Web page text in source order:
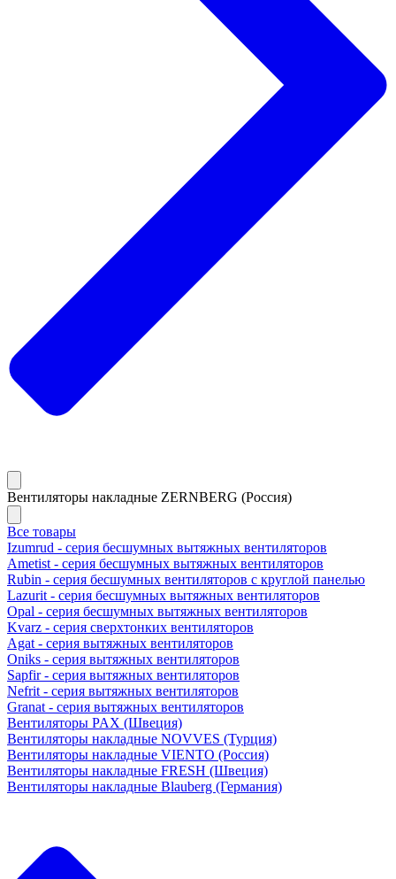
Вентиляторы накладные ZERNBERG (Россия)
Все товары
Izumrud - серия бесшумных вытяжных вентиляторов
Ametist - серия бесшумных вытяжных вентиляторов
Rubin - серия бесшумных вентиляторов с круглой панелью
Lazurit - серия бесшумных вытяжных вентиляторов
Opal - серия бесшумных вытяжных вентиляторов
Kvarz - серия сверхтонких вентиляторов
Agat - серия вытяжных вентиляторов
Oniks - серия вытяжных вентиляторов
Sapfir - серия вытяжных вентиляторов
Nefrit - серия вытяжных вентиляторов
Granat - серия вытяжных вентиляторов
Вентиляторы PAX (Швеция)
Вентиляторы накладные NOVVES (Турция)
Вентиляторы накладные VIENTO (Россия)
Вентиляторы накладные FRESH (Швеция)
Вентиляторы накладные Blauberg (Германия)